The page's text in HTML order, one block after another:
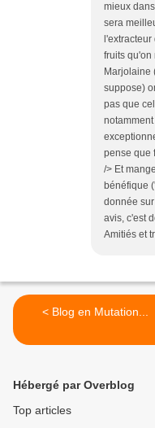
mieux
sera
fruits qu'on
Marjolaine
suppose)
pas que
pense que
/> Et
bénéfique
donnée
avis, c'est
Amitiés et
< Blog en Mutation...
Hébergé par Overblog
Top articles